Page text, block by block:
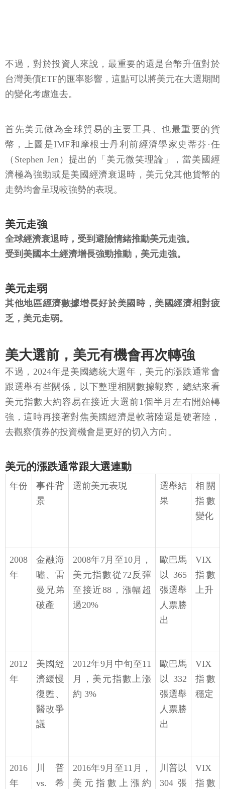
不過，對於投資人來說，最重要的還是台幣升值對於
台灣美債ETF的匯率影響，這點可以將美元在大選期間
的變化考慮進去。
首先美元做為全球貿易的主要工具、也最重要的貨
幣，上圖是IMF和摩根士丹利前經濟學家史蒂芬·任
（Stephen Jen）提出的「美元微笑理論」，當美國經
濟極為強勁或是美國經濟衰退時，美元兌其他貨幣的
走勢均會呈現較強勢的表現。
美元走強
全球經濟衰退時，受到避險情緒推動美元走強。
受到美國本土經濟增長強勁推動，美元走強。
美元走弱
其他地區經濟數據增長好於美國時，美國經濟相對疲
乏，美元走弱。
美大選前，美元有機會再次轉強
不過，2024年是美國總統大選年，美元的漲跌通常會
跟選舉有些關係，以下整理相關數據觀察，總結來看
美元指數大約容易在接近大選前1個半月左右開始轉
強，這時再接著對焦美國經濟是軟著陸還是硬著陸，
去觀察債券的投資機會是更好的切入方向。
美元的漲跌通常跟大選連動
年份
事件背
景
選前美元表現
選舉結
果
相關
指數
變化
2008
年
金融海
嘯、雷
曼兄弟
破產
2008年7月至10月，
美元指數從72反彈
至接近88，漲幅超
過20%
歐巴馬
以365
張選舉
人票勝
出
VIX
指數
上升
2012
年
美國經
濟緩慢
復甦、
醫改爭
議
2012年9月中旬至11
月，美元指數上漲
約 3%
歐巴馬
以332
張選舉
人票勝
出
VIX
指數
穩定
2016
年
川普
vs.希
2016年9月至11月，
美元指數上漲約
川普以
304張
VIX
指數